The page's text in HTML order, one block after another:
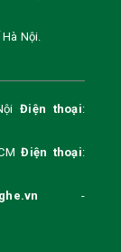
Nội.
Điện thoại:
Điện thoại:
-